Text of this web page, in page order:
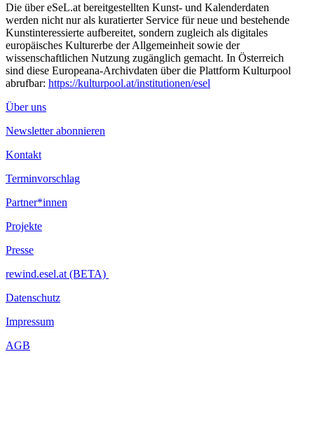
Die über eSeL.at bereitgestellten Kunst- und Kalenderdaten
werden nicht nur als kuratierter Service für neue und bestehende
Kunstinteressierte aufbereitet, sondern zugleich als digitales
europäisches Kulturerbe der Allgemeinheit sowie der
wissenschaftlichen Nutzung zugänglich gemacht. In Österreich
sind diese Europeana-Archivdaten über die Plattform Kulturpool
abrufbar: https://kulturpool.at/institutionen/esel
Über uns
Newsletter abonnieren
Kontakt
Terminvorschlag
Partner*innen
Projekte
Presse
rewind.esel.at (BETA)
Datenschutz
Impressum
AGB